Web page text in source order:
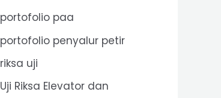
portofolio paa
portofolio penyalur petir
riksa uji
Uji Riksa Elevator dan